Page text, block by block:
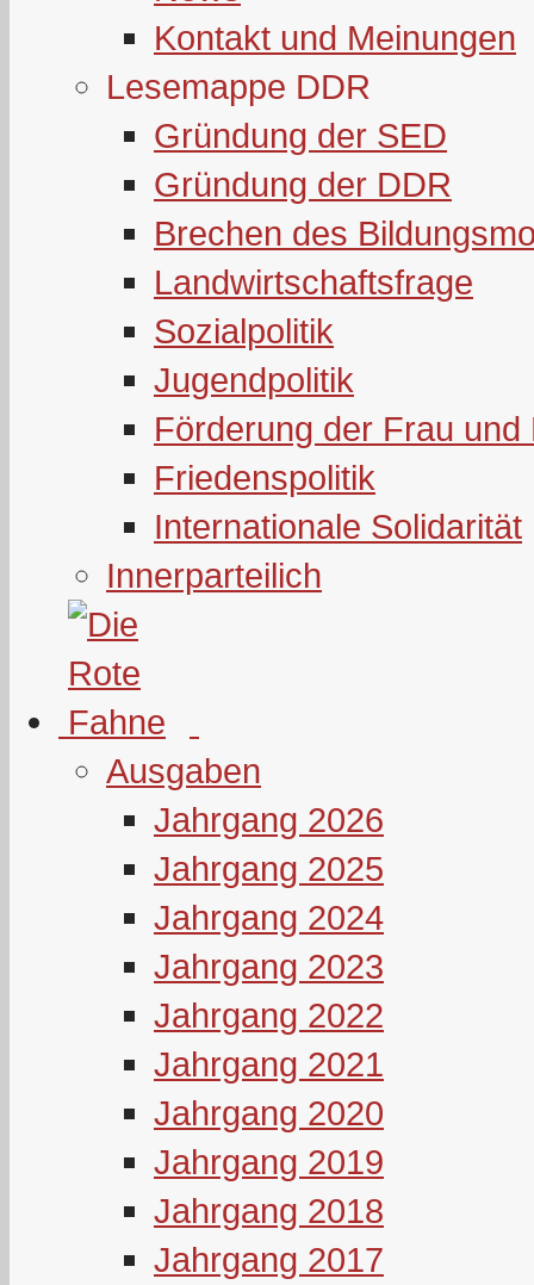
Kontakt und Meinungen
Lesemappe DDR
Gründung der SED
Gründung der DDR
Brechen des
Landwirtschaftsfrage
Sozialpolitik
Jugendpolitik
Förderung der Frau und
Friedenspolitik
Internationale Solidarität
Innerparteilich
Ausgaben
Jahrgang 2026
Jahrgang 2025
Jahrgang 2024
Jahrgang 2023
Jahrgang 2022
Jahrgang 2021
Jahrgang 2020
Jahrgang 2019
Jahrgang 2018
Jahrgang 2017